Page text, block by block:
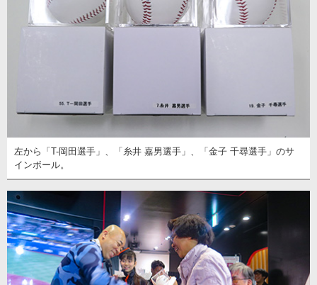
左から「T-岡田選手」、「糸井 嘉男選手」、「金子 千尋選手」のサ
インボール。